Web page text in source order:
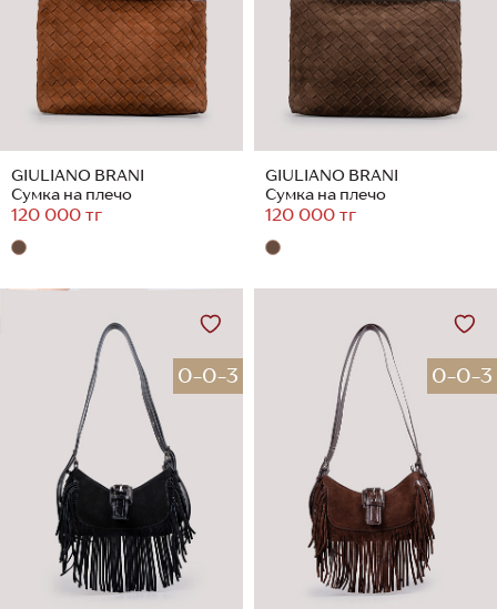
GIULIANO BRANI
Сумка на плечо
120 000 тг
GIULIANO BRANI
Сумка на плечо
120 000 тг
0-0-3 0-0-3